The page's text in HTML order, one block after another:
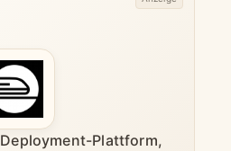
Plattform,